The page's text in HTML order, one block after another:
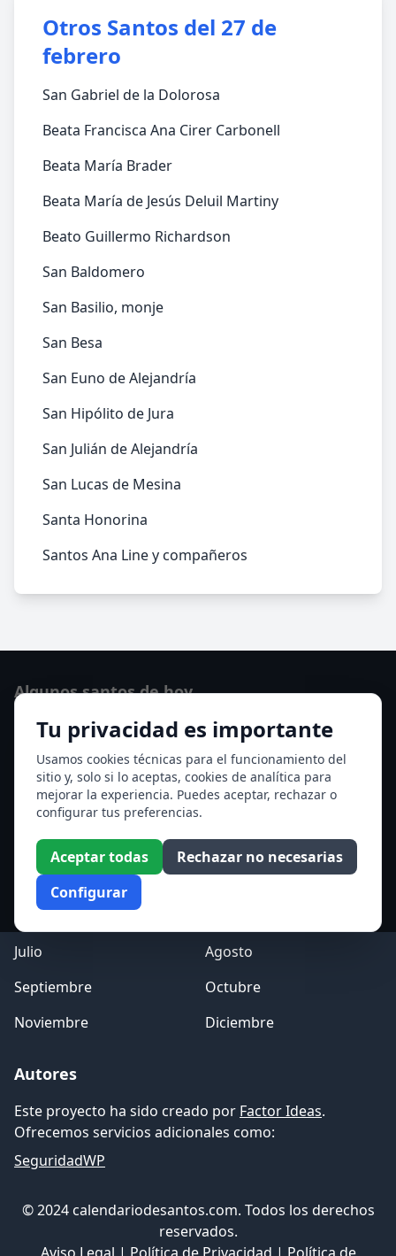
Otros Santos del 27 de
febrero
San Gabriel de la Dolorosa
Beata Francisca Ana Cirer Carbonell
Beata María Brader
Beata María de Jesús Deluil Martiny
Beato Guillermo Richardson
San Baldomero
San Basilio, monje
San Besa
San Euno de Alejandría
San Hipólito de Jura
San Julián de Alejandría
San Lucas de Mesina
Santa Honorina
Santos Ana Line y compañeros
Tu privacidad es importante
Usamos cookies técnicas para el funcionamiento del
sitio y, solo si lo aceptas, cookies de analítica para
mejorar la experiencia. Puedes aceptar, rechazar o
configurar tus preferencias.
Aceptar todas
Rechazar no necesarias
Configurar
Algunos santos de hoy
San Lorenzo
Ver todos los santos de hoy
Acceso a los Meses
Enero
Febrero
Marzo
Abril
Mayo
Julio
Agosto
Septiembre
Octubre
Noviembre
Diciembre
Autores
Este proyecto ha sido creado por Factor Ideas.
Ofrecemos servicios adicionales como:
SeguridadWP
© 2024 calendariodesantos.com. Todos los derechos
reservados.